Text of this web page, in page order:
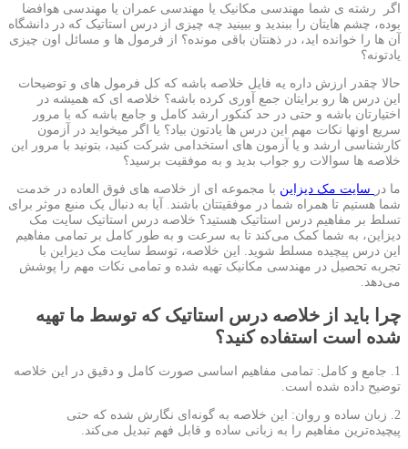
اگر رشته ی شما مهندسی مکانیک یا مهندسی عمران یا مهندسی هوافضا
بوده، چشم هایتان را ببندید و ببینید چه چیزی از درس استاتیک که در دانشگاه
آن ها را خوانده اید، در ذهنتان باقی مونده؟ از فرمول ها و مسائل اون چیزی
یادتونه؟
حالا چقدر ارزش داره یه فایل خلاصه باشه که کل فرمول های و توضیحات
این درس ها رو برایتان جمع آوری کرده باشه؟ خلاصه ای که همیشه در
اختیارتان باشه و حتی در حد کنکور ارشد کامل و جامع باشه که با مرور
سریع اونها نکات مهم این درس ها یادتون بیاد؟ یا اگر میخواید در آزمون
کارشناسی ارشد و یا آزمون های استخدامی شرکت کنید، بتونید با مرور این
خلاصه ها سوالات رو جواب بدید و به موفقیت برسید؟
ما در سایت مک دیزاین با مجموعه ای از خلاصه های فوق العاده در خدمت
شما هستیم تا همراه شما در موفقیتتان باشند. آیا به دنبال یک منبع موثر برای
تسلط بر مفاهیم درس استاتیک هستید؟ خلاصه درس استاتیک سایت مک
دیزاین، به شما کمک می‌کند تا به سرعت و به طور کامل بر تمامی مفاهیم
این درس پیچیده مسلط شوید. این خلاصه، توسط سایت مک دیزاین با
تجربه تحصیل در مهندسی مکانیک تهیه شده و تمامی نکات مهم را پوشش
می‌دهد.
چرا باید از خلاصه درس استاتیک که توسط ما تهیه
شده است استفاده کنید؟
1. جامع و کامل: تمامی مفاهیم اساسی صورت کامل و دقیق در این خلاصه
توضیح داده شده است.
2. زبان ساده و روان: این خلاصه به گونه‌ای نگارش شده که حتی
پیچیده‌ترین مفاهیم را به زبانی ساده و قابل فهم تبدیل می‌کند.